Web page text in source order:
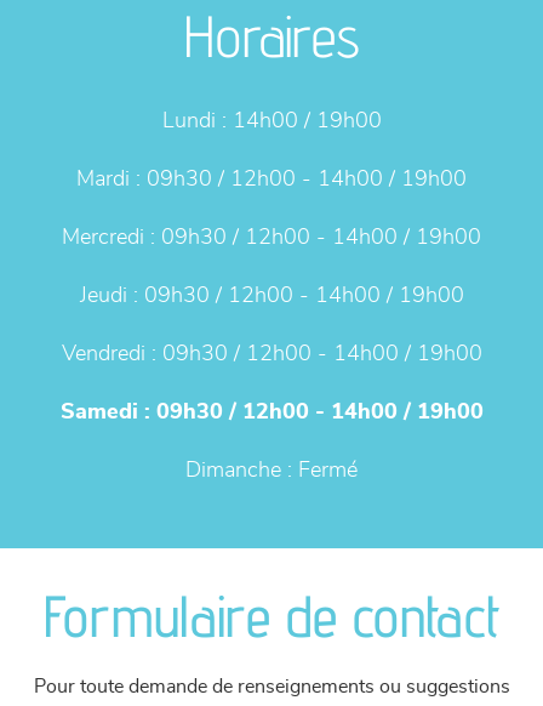
Horaires
Lundi : 14h00 / 19h00
Mardi : 09h30 / 12h00 - 14h00 / 19h00
Mercredi : 09h30 / 12h00 - 14h00 / 19h00
Jeudi : 09h30 / 12h00 - 14h00 / 19h00
Vendredi : 09h30 / 12h00 - 14h00 / 19h00
Samedi : 09h30 / 12h00 - 14h00 / 19h00
Dimanche : Fermé
Formulaire de contact
Pour toute demande de renseignements ou suggestions